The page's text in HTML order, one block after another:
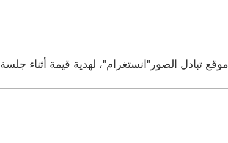
الصور"انستغرام"، لهدية قيمة أثناء جلسة